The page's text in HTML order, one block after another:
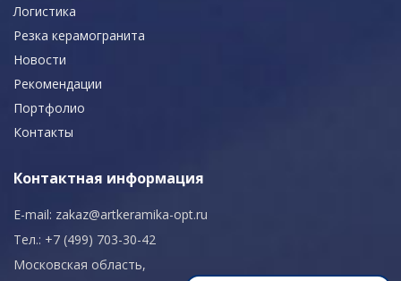
Логистика
Резка керамогранита
Новости
Рекомендации
Портфолио
Контакты
Контактная информация
E-mail: zakaz@artkeramika-opt.ru
Тел.: +7 (499) 703-30-42
Московская область,